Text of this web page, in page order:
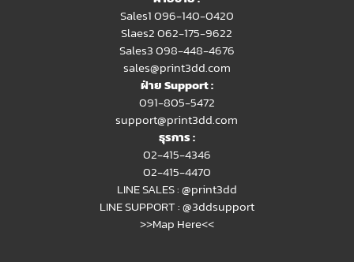
Sales1 096-140-0420
Slaes2062-175-9622
Sales3 098-448-4676
sales@print3dd.com
ฝ่าย Support :
091-805-5472
support@print3dd.com
ธุรการ :
02-415-4346
02-415-4470
LINE SALES :@print3dd
LINE SUPPORT :@3ddsupport
>>Map Here<<